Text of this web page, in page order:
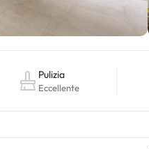
Pulizia
Eccellente